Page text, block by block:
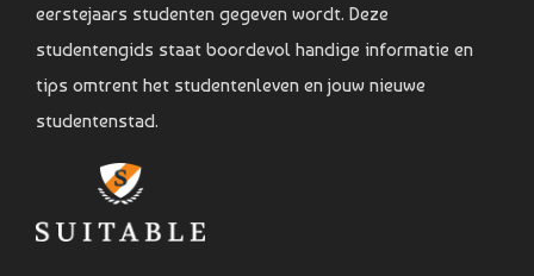
eerstejaars studenten gegeven wordt. Deze
studentengids staat boordevol handige informatie en
tips omtrent het studentenleven en jouw nieuwe
studentenstad.